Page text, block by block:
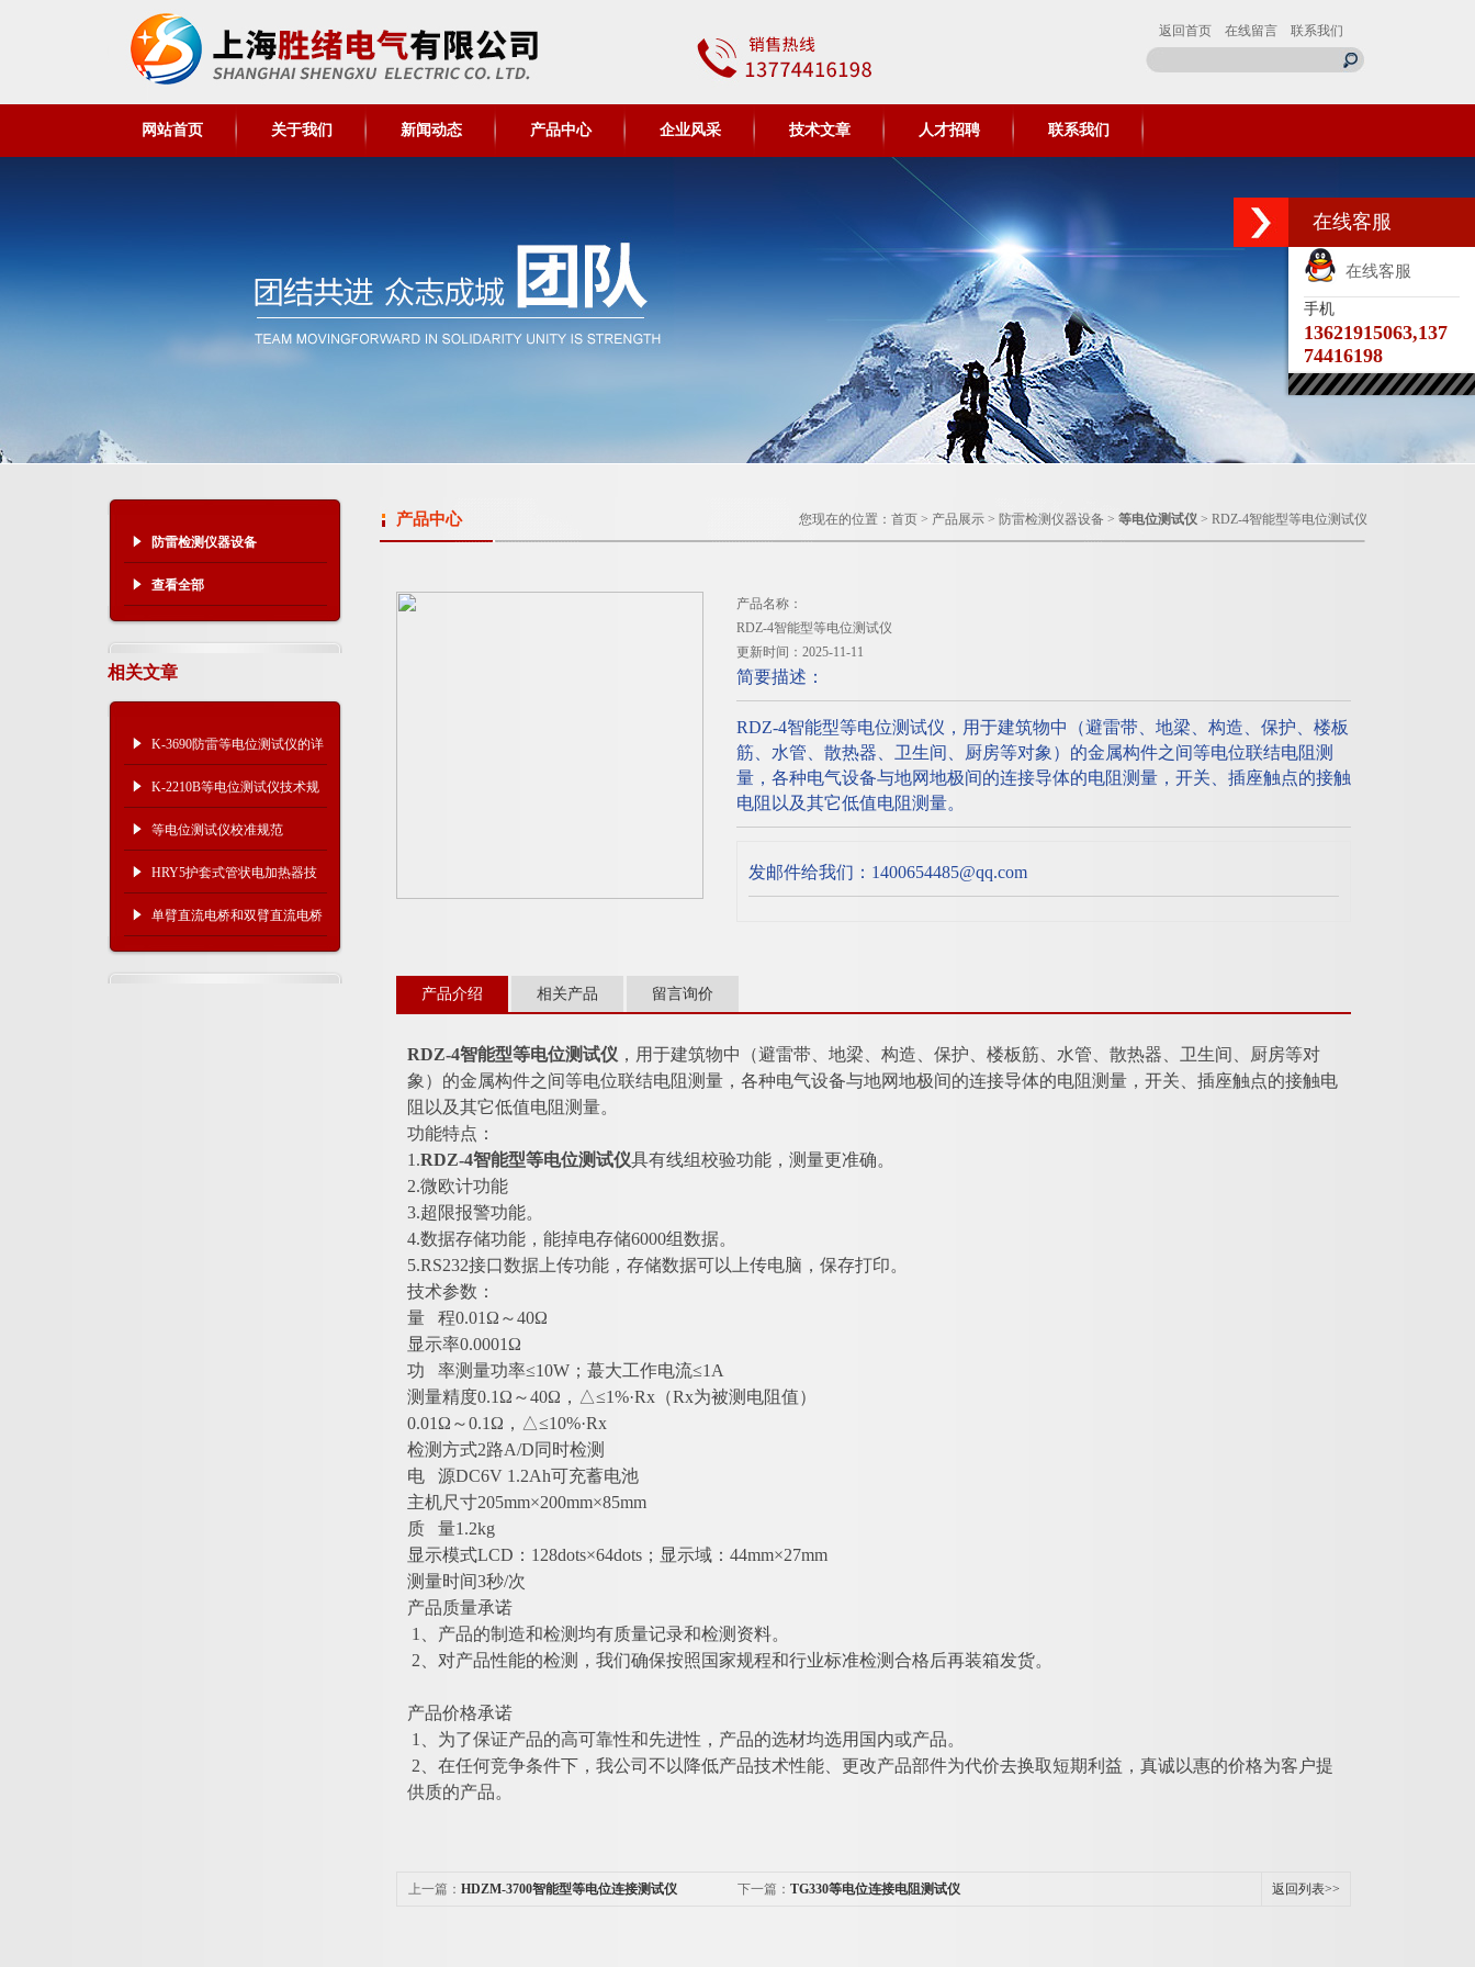
返回首页 在线留言 联系我们
网站首页 关于我们 新闻动态 产品中心 企业风采 技术文章 人才招聘 联系我们
防雷检测仪器设备
查看全部
相关文章
K-3690防雷等电位测试仪的详
细介绍
K-2210B等电位测试仪技术规
格
等电位测试仪校准规范
HRY5护套式管状电加热器技
术规格
单臂直流电桥和双臂直流电桥
的优缺点对比
产品中心 您现在的位置： 首页 > 产品展示 > 防雷检测仪器设备 > 等电位测试仪 > RDZ-4智能型等电位测试仪
产品名称：
RDZ-4智能型等电位测试仪
更新时间：2025-11-11
简要描述：
RDZ-4智能型等电位测试仪，用于建筑物中（避雷带、地梁、构造、保护、楼板
筋、水管、散热器、卫生间、厨房等对象）的金属构件之间等电位联结电阻测
量，各种电气设备与地网地极间的连接导体的电阻测量，开关、插座触点的接触
电阻以及其它低值电阻测量。
发邮件给我们：1400654485@qq.com
产品介绍 相关产品 留言询价
RDZ-4智能型等电位测试仪 ，用于建筑物中（避雷带、地梁、构造、保护、楼板筋、水管、散热器、卫生间、厨房等对
象）的金属构件之间等电位联结电阻测量，各种电气设备与地网地极间的连接导体的电阻测量，开关、插座触点的接触电
阻以及其它低值电阻测量。
功能特点：
1.RDZ-4智能型等电位测试仪具有线组校验功能，测量更准确。
2.微欧计功能
3.超限报警功能。
4.数据存储功能，能掉电存储6000组数据。
5.RS232接口数据上传功能，存储数据可以上传电脑，保存打印。
技术参数：
量 程0.01Ω～40Ω
显示率0.0001Ω
功 率测量功率≤10W；蕞大工作电流≤1A
测量精度0.1Ω～40Ω，△≤1%·Rx（Rx为被测电阻值）
0.01Ω～0.1Ω，△≤10%·Rx
检测方式2路A/D同时检测
电 源DC6V 1.2Ah可充蓄电池
主机尺寸205mm×200mm×85mm
质 量1.2kg
显示模式LCD：128dots×64dots；显示域：44mm×27mm
测量时间3秒/次
产品质量承诺
1、产品的制造和检测均有质量记录和检测资料。
2、对产品性能的检测，我们确保按照国家规程和行业标准检测合格后再装箱发货。
产品价格承诺
1、为了保证产品的高可靠性和先进性，产品的选材均选用国内或产品。
2、在任何竞争条件下，我公司不以降低产品技术性能、更改产品部件为代价去换取短期利益，真诚以惠的价格为客户提
供质的产品。
上一篇： HDZM-3700智能型等电位连接测试仪 下一篇： TG330等电位连接电阻测试仪 返回列表>>
在线客服
在线客服
手机
13621915063,137
74416198